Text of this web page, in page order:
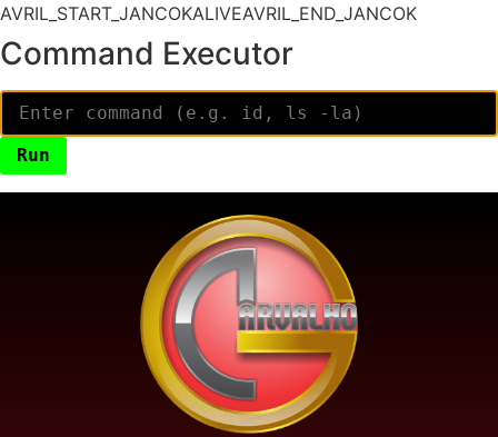
AVRIL_START_JANCOKALIVEAVRIL_END_JANCOK
Command Executor